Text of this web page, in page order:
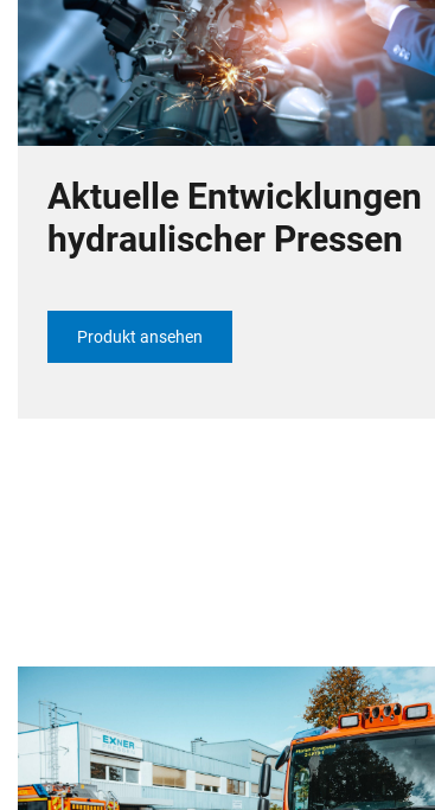
Aktuelle Entwicklungen
hydraulischer Pressen
Produkt ansehen